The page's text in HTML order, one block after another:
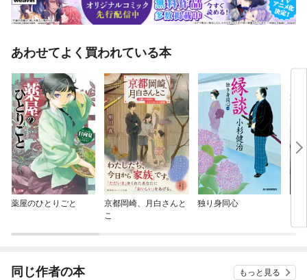
あわせてよく買われている本
薬屋のひとりごと
京都岡崎、月白さんと
こ
独り身同心
同じ作者の本 もっと見る